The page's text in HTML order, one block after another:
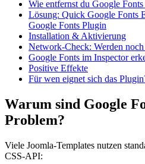
Wie entfernst du Google
Lösung: Quick Google Fonts
Google Fonts Plugin
Installation & Aktivierung
Network-Check: Werden noch
Google Fonts im Inspector
Positive Effekte
Für wen eignet sich das
Warum sind Google
Problem?
Viele Joomla-Templates nutzen
CSS-API: